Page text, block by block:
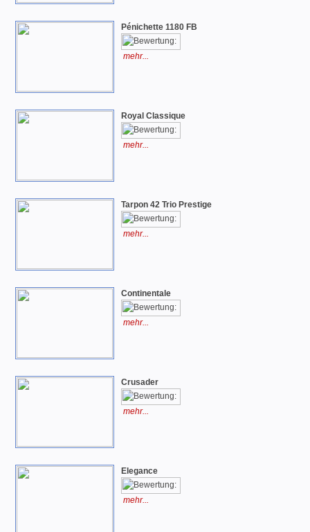
Pénichette 1180 FB
mehr...
Royal Classique
mehr...
Tarpon 42 Trio Prestige
mehr...
Continentale
mehr...
Crusader
mehr...
Elegance
mehr...